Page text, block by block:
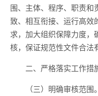
围、主体、程序、职责和
致、相互衔接、运行高效
求，加大组织保障力度，
核，保证规范性文件合法
二、严格落实工作措
（三）明确审核范